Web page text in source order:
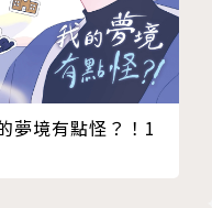
夢境有點怪？！1